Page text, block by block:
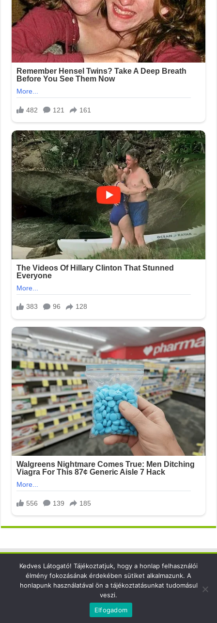
Elérhetőség
Kedves Látogató! Tájékoztatjuk, hogy a honlap felhasználói
élmény fokozásának érdekében sütiket alkalmazunk. A
honlapunk használatával ön a tájékoztatásunkat tudomásul
veszi.
Elfogadom